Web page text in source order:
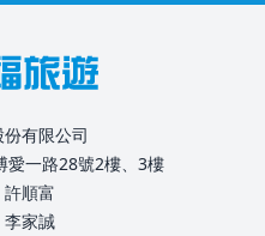
有限公司
愛一路28號2樓、3樓
順富
李家誠